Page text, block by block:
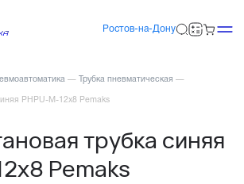
Ростов-на-Дону
— Трубка пневматическая —
PHPU-M-12x8 Pemaks
трубка синяя
Pemaks